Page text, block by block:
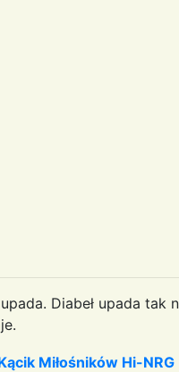
Diabeł upada
Miłośników Hi-NRG